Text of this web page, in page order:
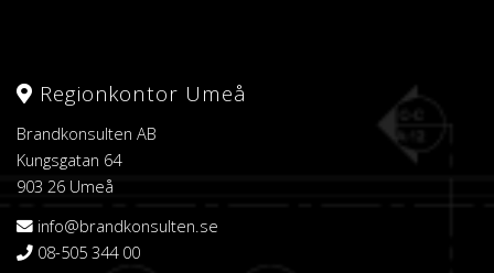
Regionkontor Umeå
Brandkonsulten AB
Kungsgatan 64
903 26 Umeå
info@brandkonsulten.se
08-505 344 00